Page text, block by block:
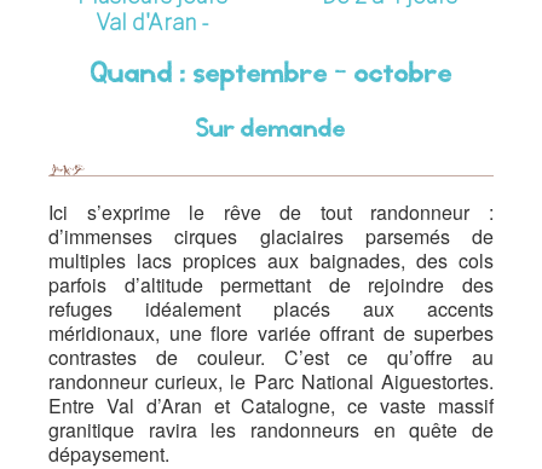
Val d'Aran -
Quand : septembre - octobre
Sur demande
Ici s’exprime le rêve de tout randonneur :
d’immenses cirques glaciaires parsemés de
multiples lacs propices aux baignades, des cols
parfois d’altitude permettant de rejoindre des
refuges idéalement placés aux accents
méridionaux, une flore variée offrant de superbes
contrastes de couleur. C’est ce qu’offre au
randonneur curieux, le Parc National Aiguestortes.
Entre Val d’Aran et Catalogne, ce vaste massif
granitique ravira les randonneurs en quête de
dépaysement.